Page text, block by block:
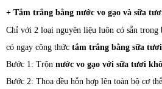
+ Tắm trắng bằng nước vo gạo và sữa
Chỉ với 2 loại nguyên liệu luôn có sẵn trong
có ngay công thức tắm trắng bằng sữa
Bước 1: Trộn nước vo gạo với sữa tươi
Bước 2: Thoa đều hỗn hợp lên toàn bộ cơ